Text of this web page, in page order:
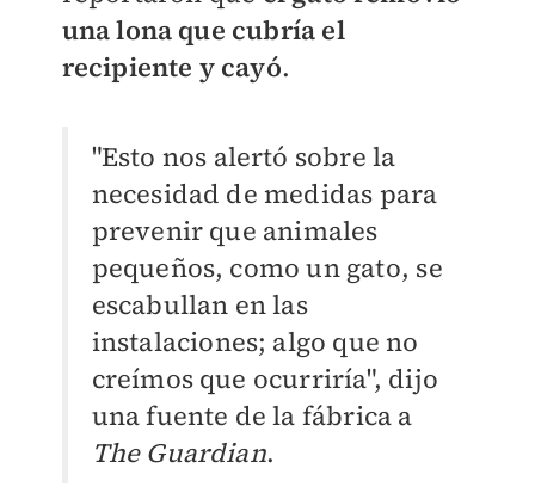
una lona que cubría el
recipiente y cayó.
"Esto nos alertó sobre la
necesidad de medidas para
prevenir que animales
pequeños, como un gato, se
escabullan en las
instalaciones; algo que no
creímos que ocurriría", dijo
una fuente de la fábrica a
The Guardian.